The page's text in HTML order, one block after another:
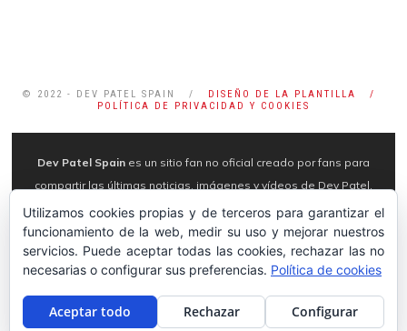
© 2022 - DEV PATEL SPAIN /
DISEÑO DE LA PLANTILLA /
POLÍTICA DE PRIVACIDAD Y COOKIES
Dev Patel Spaines un sitio fan no oficial creado por fans para
compartir las últimas noticias, imágenes y vídeos de Dev Patel,
por lo que no tenemos ningún contacto con el actor, familia o
representante. Todas las imágenes pertenecen a sus autores
originales y se utilizan con fines editoriales. Nunca se pretende
infringir los derechos de autor. En esta página web NO
apoyamos elstalkerazzi, por lo que no haremos referencia ni
publicaciones sobre ello.
Utilizamos cookies propias y de terceros para garantizar el
funcionamiento de la web, medir su uso y mejorar nuestros
servicios. Puede aceptar todas las cookies, rechazar las no
necesarias o configurar sus preferencias. Política de cookies
Aceptar todo Rechazar Configurar